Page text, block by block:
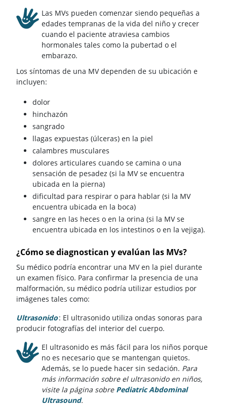
Las MVs pueden comenzar siendo pequeñas a
edades tempranas de la vida del niño y crecer
cuando el paciente atraviesa cambios
hormonales tales como la pubertad o el
embarazo.
Los síntomas de una MV dependen de su ubicación e
incluyen:
dolor
hinchazón
sangrado
llagas expuestas (úlceras) en la piel
calambres musculares
dolores articulares cuando se camina o una
sensación de pesadez (si la MV se encuentra
ubicada en la pierna)
dificultad para respirar o para hablar (si la MV
encuentra ubicada en la boca)
sangre en las heces o en la orina (si la MV se
encuentra ubicada en los intestinos o en la vejiga).
¿Cómo se diagnostican y evalúan las MVs?
Su médico podría encontrar una MV en la piel durante
un examen físico. Para confirmar la presencia de una
malformación, su médico podría utilizar estudios por
imágenes tales como:
Ultrasonido: El ultrasonido utiliza ondas sonoras para
producir fotografías del interior del cuerpo.
El ultrasonido es más fácil para los niños porque
no es necesario que se mantengan quietos.
Además, se lo puede hacer sin sedación. Para
más información sobre el ultrasonido en niños,
visite la página sobre Pediatric Abdominal
Ultrasound.